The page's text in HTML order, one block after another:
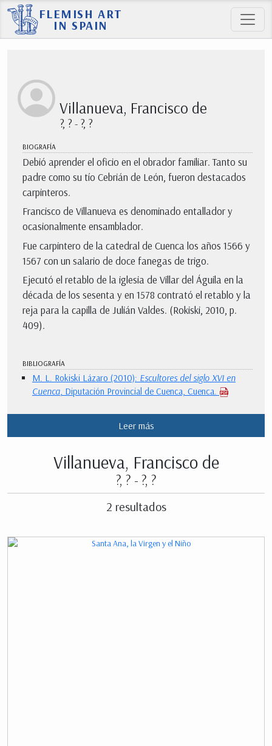
FLEMISH ART
IN SPAIN
Villanueva, Francisco de
?, ? - ?, ?
BIOGRAFÍA
Debió aprender el oficio en el obrador familiar. Tanto su
padre como su tío Cebrián de León, fueron destacados
carpinteros.
Francisco de Villanueva es denominado entallador y
ocasionalmente ensamblador.
Fue carpintero de la catedral de Cuenca los años 1566 y
1567 con un salario de doce fanegas de trigo.
Ejecutó el retablo de la iglesia de Villar del Águila en la
década de los sesenta y en 1578 contrató el retablo y la
reja para la capilla de Julián Valdes. (Rokiski, 2010, p.
409).
BIBLIOGRAFÍA
M. L. Rokiski Lázaro (2010): Escultores del siglo XVI en
Cuenca, Diputación Provincial de Cuenca, Cuenca.
Leer más
Villanueva, Francisco de
?, ? - ?, ?
2 resultados